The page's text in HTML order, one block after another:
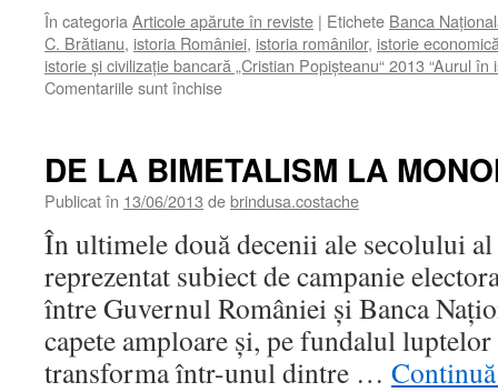
În categoria Articole apărute în reviste | Etichete Banca
C. Brătianu, istoria României, istoria românilor, istorie
istorie şi civilizaţie bancară „Cristian Popişteanu“ 2013 “Aurul
Comentariile sunt închisepentru
DESPRE
AUR
DE LA BIMETALISM LA
Publicat în 13/06/2013 debrindusa.costache
În ultimele două decenii ale secolului
reprezentat subiect de campanie
între Guvernul României şi Banca
capete amploare şi, pe fundalul
transforma într-unul dintre …